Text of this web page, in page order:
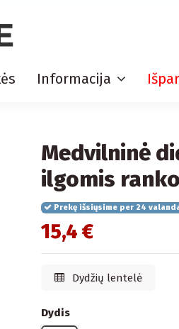
Informacija
Medvilninė
ilgomis
Prekę išsiųsime per 24
15,4 €
Dydžių lentelė
Dydis